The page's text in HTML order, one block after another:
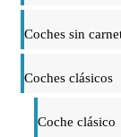
Coches sin
Coches clásicos
Coche clásico